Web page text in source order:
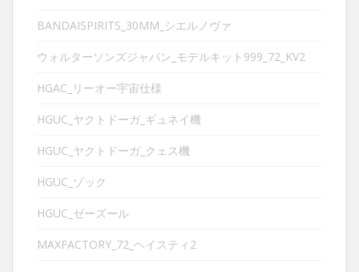
BANDAISPIRITS_30MM_シエルノヴァ
ウォルターソンズジャパン_モデルキット999_72_KV2
HGAC_リーオー宇宙仕様
HGUC_ヤクトドーガ_ギュネイ機
HGUC_ヤクトドーガ_クェス機
HGUC_ゾック
HGUC_ゼーズール
MAXFACTORY_72_ヘイスティ2